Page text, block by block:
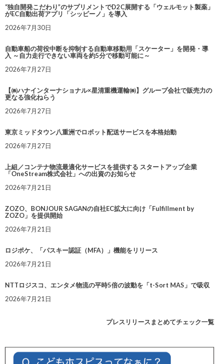
“独自開発こだわり”のサプリメントでD2C展開する「ウェルモット製薬」
がEC自動出荷アプリ「シッピーノ」を導入
2026年7月30日
自動車船の荷役中断を抑制する自動車移動用「スケーター」を開発・導
入 ～自力走行できない車両を約5分で移動可能に～
2026年7月27日
【㈱ハナインターナショナル×星清重機運輸㈱】グループ会社で販売力の
更なる強化ねらう
2026年7月27日
東京ミッドタウン八重洲でロボット配送サービスを本格始動
2026年7月27日
上組／コンテナ物流最適化サービスを提供する スタートアップ企業
「OneStream株式会社」への出資のお知らせ
2026年7月21日
ZOZO、BONJOUR SAGANの自社EC拡大に向け「Fulfillment by
ZOZO」を提供開始
2026年7月21日
ロジポケ、「パスキー認証（MFA）」機能をリリース
2026年7月21日
NTTロジスコ、エンタメ物流の平時5倍の波動を「t-Sort MAS」で吸収
2026年7月21日
プレスリリースまとめてチェック一覧